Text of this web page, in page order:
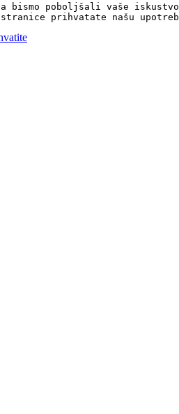
bismo poboljšali vaše
stranice prihvatate našu